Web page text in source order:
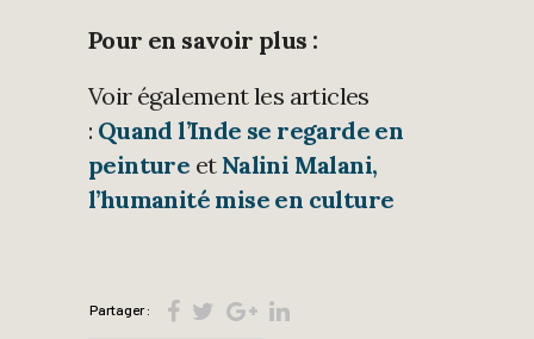
Pour en savoir plus :
Voir également les articles
: Quand l’Inde se regarde en
peinture et Nalini Malani,
l’humanité mise en culture
Partager :